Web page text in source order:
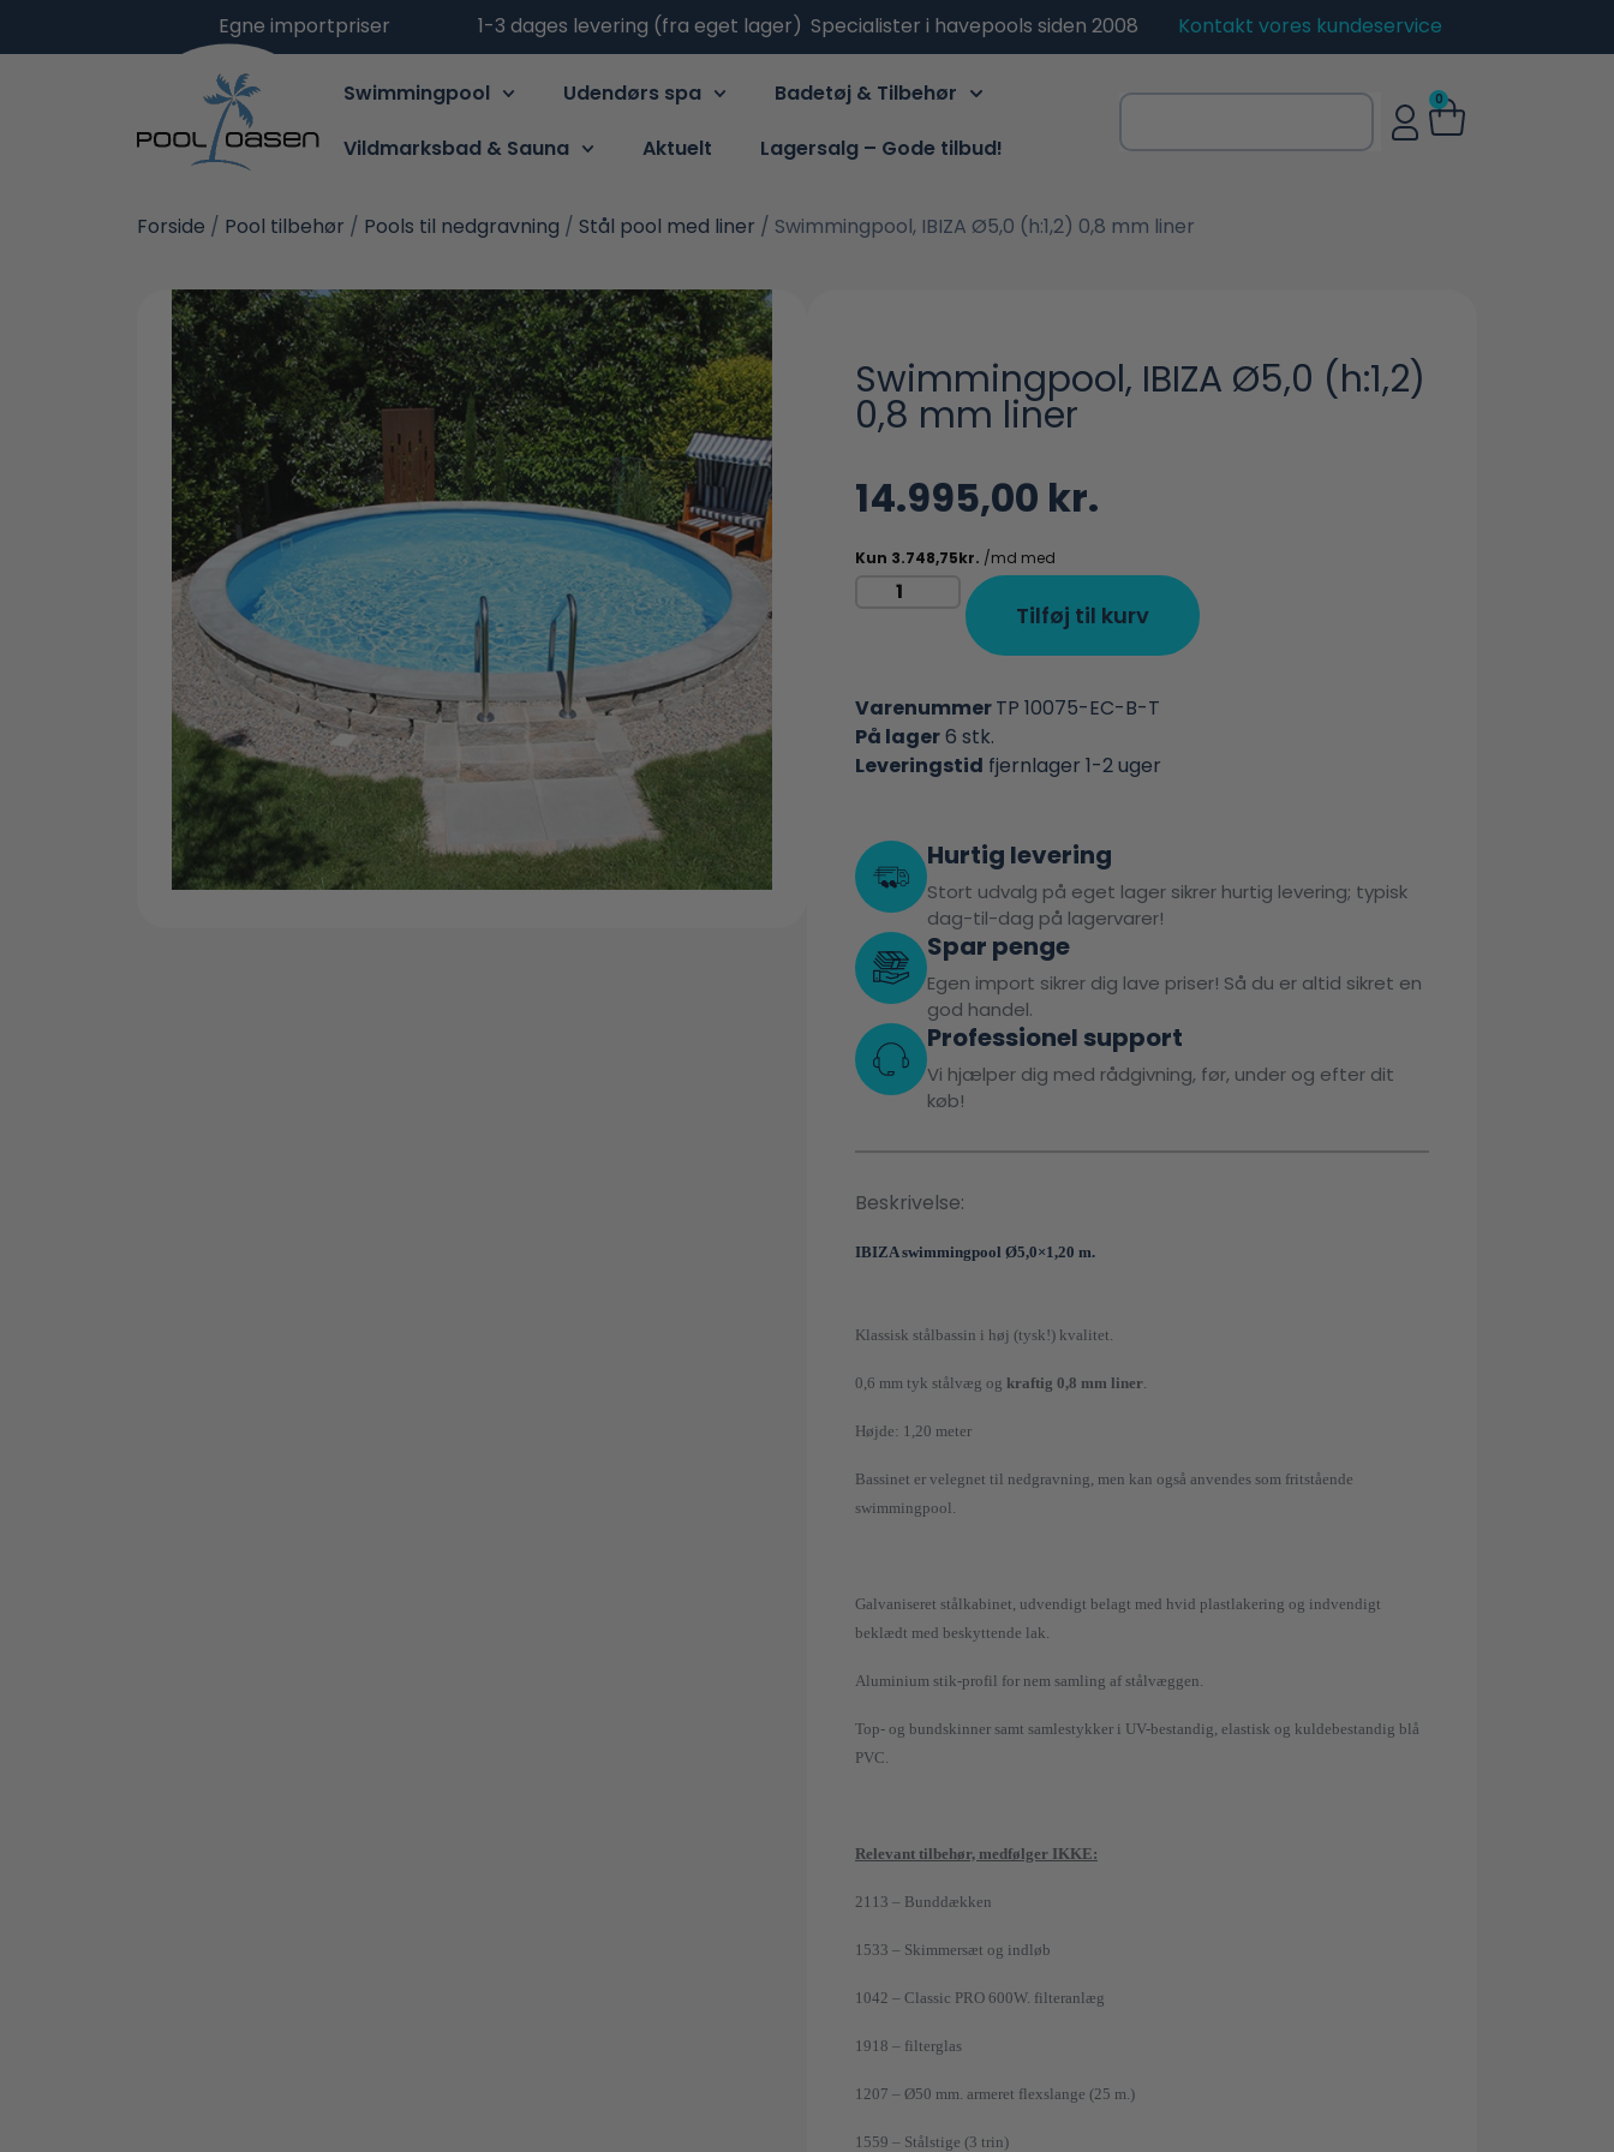
Egne importpriser 1-3 dages levering (fra eget lager) Specialister i havepools siden 2008 Kontakt vores kundeservice
Swimmingpool Udendørs spa
Badetøj & Tilbehør
Vildmarksbad & Sauna
Aktuelt Lagersalg – Gode tilbud!
0
Forside / Pool tilbehør / Pools til nedgravning / Stål pool med liner / Swimmingpool, IBIZA Ø5,0 (h:1,2) 0,8 mm liner
Swimmingpool, IBIZA Ø5,0 (h:1,2)
0,8 mm liner
14.995,00 kr.
Tilføj til kurv
VarenummerTP 10075-EC-B-T
På lager6 stk.
Leveringstid fjernlager 1-2 uger
Hurtig levering
Stort udvalg på eget lager sikrer hurtig levering; typisk
dag-til-dag på lagervarer!
Spar penge
Egen import sikrer dig lave priser! Så du er altid sikret en
god handel.
Professionel support
Vi hjælper dig med rådgivning, før, under og efter dit
køb!
Beskrivelse:
IBIZA swimmingpool Ø5,0×1,20 m.
Klassisk stålbassin i høj (tysk!) kvalitet.
0,6 mm tyk stålvæg og kraftig 0,8 mm liner.
Højde: 1,20 meter
Bassinet er velegnet til nedgravning, men kan også anvendes som fritstående
swimmingpool.
Galvaniseret stålkabinet, udvendigt belagt med hvid plastlakering og indvendigt
beklædt med beskyttende lak.
Aluminium stik-profil for nem samling af stålvæggen.
Top- og bundskinner samt samlestykker i UV-bestandig, elastisk og kuldebestandig blå
PVC.
Relevant tilbehør, medfølger IKKE:
2113 – Bunddækken
1533 – Skimmersæt og indløb
1042 – Classic PRO 600W. filteranlæg
1918 – filterglas
1207 – Ø50 mm. armeret flexslange (25 m.)
1559 – Stålstige (3 trin)